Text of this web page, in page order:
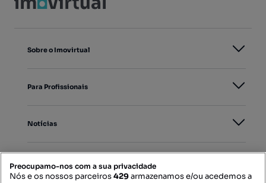
Sobre o Imovirtual
Para Profissionais
Notícias
Preocupamo-nos com a sua privacidade
Nós e os nossos parceiros429armazenamos e/ou acedemos a